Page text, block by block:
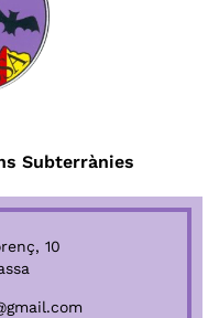
Subterrànies
10